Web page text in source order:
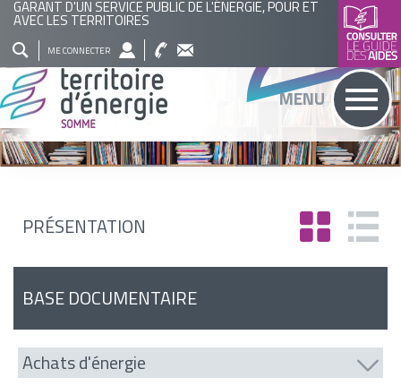
GARANT D'UN SERVICE PUBLIC DE L'ÉNERGIE, POUR ET
AVEC LES TERRITOIRES
ME CONNECTER
RECHERCHER MENU
PRÉSENTATION
BASE DOCUMENTAIRE
Achats d'énergie
QUI
SOMMES
NOUS
?
NOS
ACTIONS
ACTUALITÉS
AGENDA
BASE
DOCUMENTAIRE